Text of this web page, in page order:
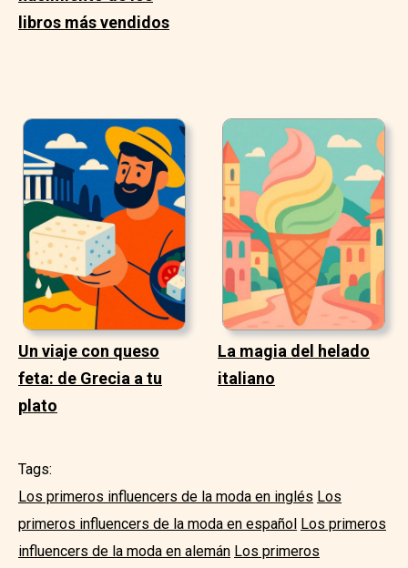
libros más vendidos
Un viaje con queso
feta: de Grecia a tu
plato
La magia del helado
italiano
Tags:
Los primeros influencers de la moda en inglés Los
primeros influencers de la moda en español Los primeros
influencers de la moda en alemán Los primeros